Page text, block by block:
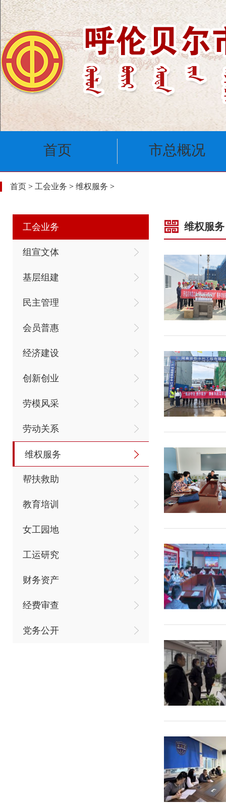
首页 市总概况
首页 > 工会业务 > 维权服务 >
工会业务
组宣文体
基层组建
民主管理
会员普惠
经济建设
创新创业
劳模风采
劳动关系
维权服务
帮扶救助
教育培训
女工园地
工运研究
财务资产
经费审查
党务公开
维权服务